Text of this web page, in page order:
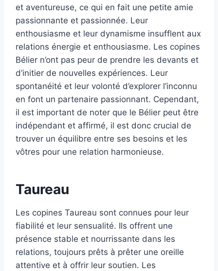
et aventureuse, ce qui en fait une petite amie
passionnante et passionnée. Leur
enthousiasme et leur dynamisme insufflent aux
relations énergie et enthousiasme. Les copines
Bélier n’ont pas peur de prendre les devants et
d’initier de nouvelles expériences. Leur
spontanéité et leur volonté d’explorer l’inconnu
en font un partenaire passionnant. Cependant,
il est important de noter que le Bélier peut être
indépendant et affirmé, il est donc crucial de
trouver un équilibre entre ses besoins et les
vôtres pour une relation harmonieuse.
Taureau
Les copines Taureau sont connues pour leur
fiabilité et leur sensualité. Ils offrent une
présence stable et nourrissante dans les
relations, toujours prêts à prêter une oreille
attentive et à offrir leur soutien. Les